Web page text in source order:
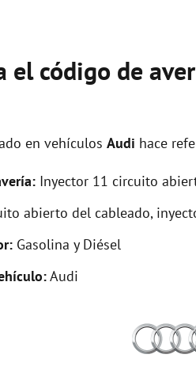
el código de
en vehículos Audi hace
Inyector 11 circuito
abierto del cableado,
Gasolina y Diésel
Audi